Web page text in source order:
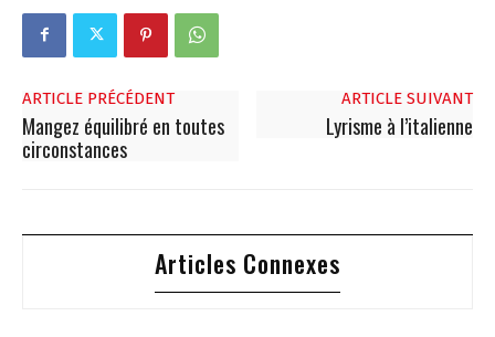
ARTICLE PRÉCÉDENT
Mangez équilibré en toutes
circonstances
ARTICLE SUIVANT
Lyrisme à l’italienne
Articles Connexes